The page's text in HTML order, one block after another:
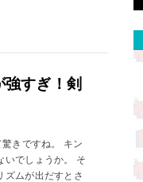
すぎ！剣
きですね。 キン
いでしょうか。 そ
ズムが出だすとさ